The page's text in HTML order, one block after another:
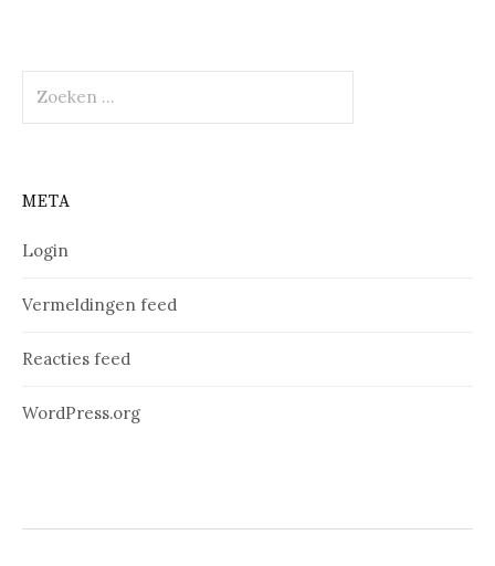
naar:
META
Login
Vermeldingen feed
Reacties feed
WordPress.org